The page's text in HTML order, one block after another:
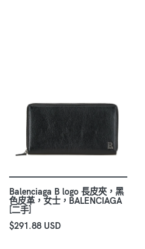
Balenciaga B logo 長皮夾，黑
色皮革，女士，BALENCIAGA
[二手]
$291.88 USD